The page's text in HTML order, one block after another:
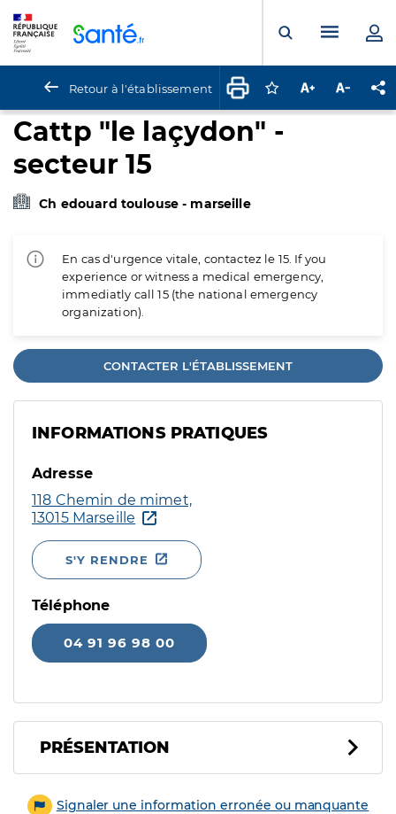
Ouvrir laMenu
Retour à l'établissement Connectez-vous
Augmenter la
Cattp "le laçydon" -
secteur 15
Ch edouard toulouse - marseille
En cas d'urgence vitale, contactez le 15. If you
experience or witness a medical emergency,
immediatly call 15 (the national emergency
organization).
CONTACTER L'ÉTABLISSEMENT
INFORMATIONS PRATIQUES
Adresse
118 Chemin de mimet,
13015 Marseille
S'Y RENDRE
Téléphone
04 91 96 98 00
PRÉSENTATION
Signaler une information erronée ou manquante